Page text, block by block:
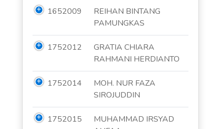
1652009
REIHAN BINTANG
PAMUNGKAS
1752012
GRATIA CHIARA
RAHMANI HERDIANTO
1752014
MOH. NUR FAZA
SIROJUDDIN
1752015
MUHAMMAD IRSYAD